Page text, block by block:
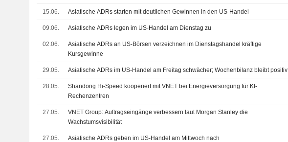
15.06. Asiatische ADRs starten mit deutlichen Gewinnen in den US-Handel
09.06. Asiatische ADRs legen im US-Handel am Dienstag zu
02.06.
Asiatische ADRs an US-Börsen verzeichnen im Dienstagshandel kräftige
Kursgewinne
29.05. Asiatische ADRs im US-Handel am Freitag schwächer; Wochenbilanz bleibt positiv
28.05.
Shandong Hi-Speed kooperiert mit VNET bei Energieversorgung für KI-
Rechenzentren
27.05.
VNET Group: Auftragseingänge verbessern laut Morgan Stanley die
Wachstumsvisibilität
27.05. Asiatische ADRs geben im US-Handel am Mittwoch nach